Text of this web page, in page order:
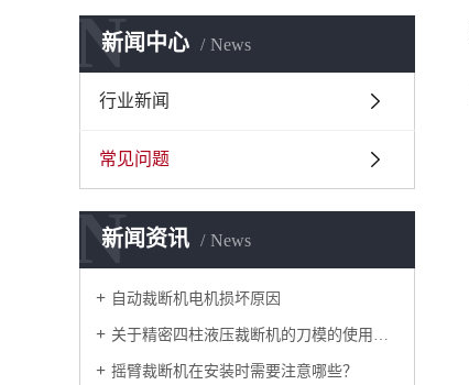
新闻中心 News
N
行业新闻
常见问题
新闻资讯 News
N
自动裁断机电机损坏原因
关于精密四柱液压裁断机的刀模的使用注意
摇臂裁断机在安装时需要注意哪些？